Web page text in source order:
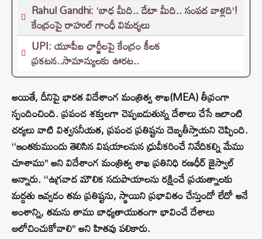
Rahul Gandhi: ‘బాధ మీది.. డేటా మీది.. సంపద వాళ్లది’!
కేంద్రంపై రాహుల్ గాంధీ విమర్శలు
UPI: యూపీఐ ఛార్జీలపై కేంద్రం కీలక
ప్రకటన..సామాన్యులకు ఊరట..
అయితే, దీనిపై భారత విదేశాంగ మంత్రిత్వ శాఖ(MEA) తీవ్రంగా
స్పందించింది. ప్రపంచ శక్తులగా చెప్పబడుతున్న దేశాలు చేసే ఇలాంటి
చర్యలు వాటి విశ్వసనీయత, ప్రపంచ ప్రతిష్టను దెబ్బతీస్తాయని చెప్పింది.
‘‘ఇంతకుముందు తెలిసిన విషయాలనున ధ్రువీకరించే నివేదికల్ని మేము
చూశాము’’ అని విదేశాంగ మంత్రిత్వ శాఖ ప్రతినిధి రణధీర్ జైస్వాల్
అన్నారు. ‘‘ఉగ్రవాద మౌలిక సదుపాయాలను రక్షించే ప్రయత్నాలకు
మద్దతు ఇవ్వడం తమ ప్రతిష్టను, స్థాయిని ప్రభావితం చేస్తుందో లేదో అనే
అంశాన్ని, తమను తాము బాధ్యతాయుతంగా భావించే దేశాలు
ఆలోచించుకోవాలి’’ అని హితవు పలికారు.